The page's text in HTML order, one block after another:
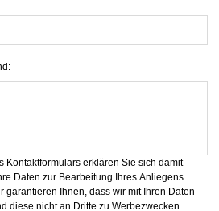
Kontaktformulars erklären Sie sich damit
Daten zur Bearbeitung Ihres Anliegens
garantieren Ihnen, dass wir mit Ihren Daten
diese nicht an Dritte zu Werbezwecken